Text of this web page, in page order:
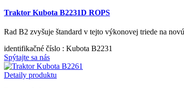
Traktor Kubota B2231D ROPS
Rad B2 zvyšuje štandard v tejto výkonovej triede na
identifikačné číslo : Kubota B2231
Spýtajte sa nás
Detaily produktu